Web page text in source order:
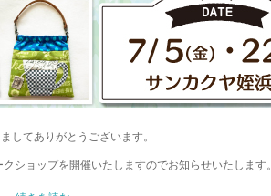
してありがとうございます。
ショップを開催いたしますのでお知らせいたします。